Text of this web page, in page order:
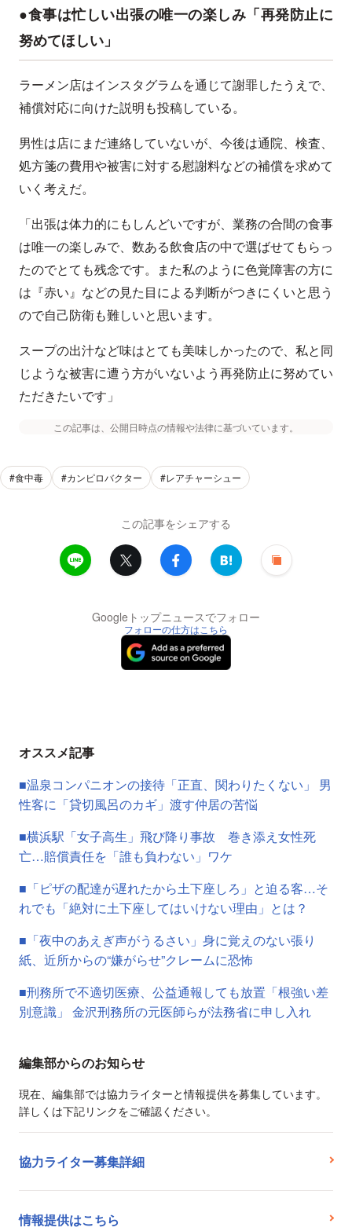
●食事は忙しい出張の唯一の楽しみ「再発防止に
努めてほしい」
ラーメン店はインスタグラムを通じて謝罪したうえで、
補償対応に向けた説明も投稿している。
男性は店にまだ連絡していないが、今後は通院、検査、
処方箋の費用や被害に対する慰謝料などの補償を求めて
いく考えだ。
「出張は体力的にもしんどいですが、業務の合間の食事
は唯一の楽しみで、数ある飲食店の中で選ばせてもらっ
たのでとても残念です。また私のように色覚障害の方に
は『赤い』などの見た目による判断がつきにくいと思う
ので自己防衛も難しいと思います。
スープの出汁など味はとても美味しかったので、私と同
じような被害に遭う方がいないよう再発防止に努めてい
ただきたいです」
この記事は、公開日時点の情報や法律に基づいています。
#食中毒 #カンピロバクター #レアチャーシュー
この記事をシェアする
Googleトップニュースでフォロー
フォローの仕方はこちら
オススメ記事
■温泉コンパニオンの接待「正直、関わりたくない」 男
性客に「貸切風呂のカギ」渡す仲居の苦悩
■横浜駅「女子高生」飛び降り事故 巻き添え女性死
亡…賠償責任を「誰も負わない」ワケ
■「ピザの配達が遅れたから土下座しろ」と迫る客…そ
れでも「絶対に土下座してはいけない理由」とは？
■「夜中のあえぎ声がうるさい」身に覚えのない張り
紙、近所からの“嫌がらせ”クレームに恐怖
■刑務所で不適切医療、公益通報しても放置「根強い差
別意識」 金沢刑務所の元医師らが法務省に申し入れ
編集部からのお知らせ
現在、編集部では協力ライターと情報提供を募集しています。
詳しくは下記リンクをご確認ください。
協力ライター募集詳細
情報提供はこちら